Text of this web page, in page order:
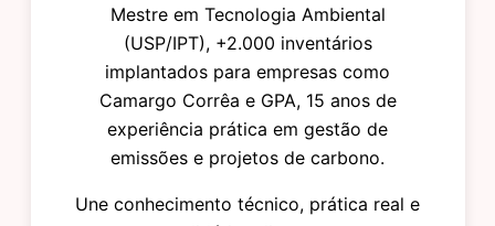
Mestre em Tecnologia Ambiental
(USP/IPT), +2.000 inventários
implantados para empresas como
Camargo Corrêa e GPA, 15 anos de
experiência prática em gestão de
emissões e projetos de carbono.
Une conhecimento técnico, prática real e